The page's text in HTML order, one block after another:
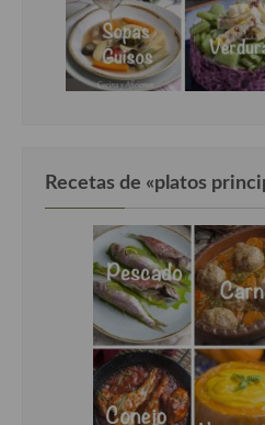
Recetas de «platos